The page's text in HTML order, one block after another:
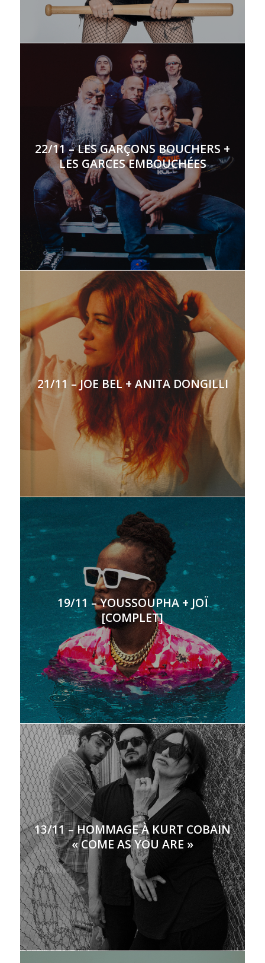
22/11 – LES GARÇONS BOUCHERS +
LES GARCES EMBOUCHÉES
21/11 – JOE BEL + ANITA DONGILLI
19/11 – YOUSSOUPHA + JOÏ
[COMPLET]
13/11 – HOMMAGE À KURT COBAIN
« COME AS YOU ARE »